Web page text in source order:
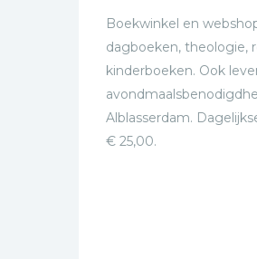
Boekwinkel en
dagboeken, theologie,
kinderboeken. Ook
Alblasserdam.
€ 25,00.